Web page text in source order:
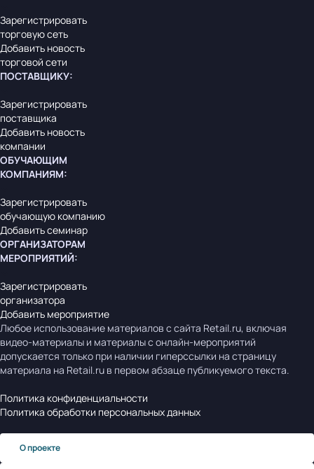
Зарегистрировать
торговую сеть
Добавить новость
торговой сети
ПОСТАВЩИКУ:
Зарегистрировать
поставщика
Добавить новость
компании
ОБУЧАЮЩИМ
КОМПАНИЯМ:
Зарегистрировать
обучающую компанию
Добавить семинар
ОРГАНИЗАТОРАМ
МЕРОПРИЯТИЙ:
Зарегистрировать
организатора
Добавить мероприятие
Любое использование материалов с сайта Retail.ru, включая
видео-материалы и материалы с онлайн-мероприятий
допускается только при наличии гиперссылки на страницу
материала на Retail.ru в первом абзаце публикуемого текста.
Политика конфиденциальности
Политика обработки персональных данных
О проекте